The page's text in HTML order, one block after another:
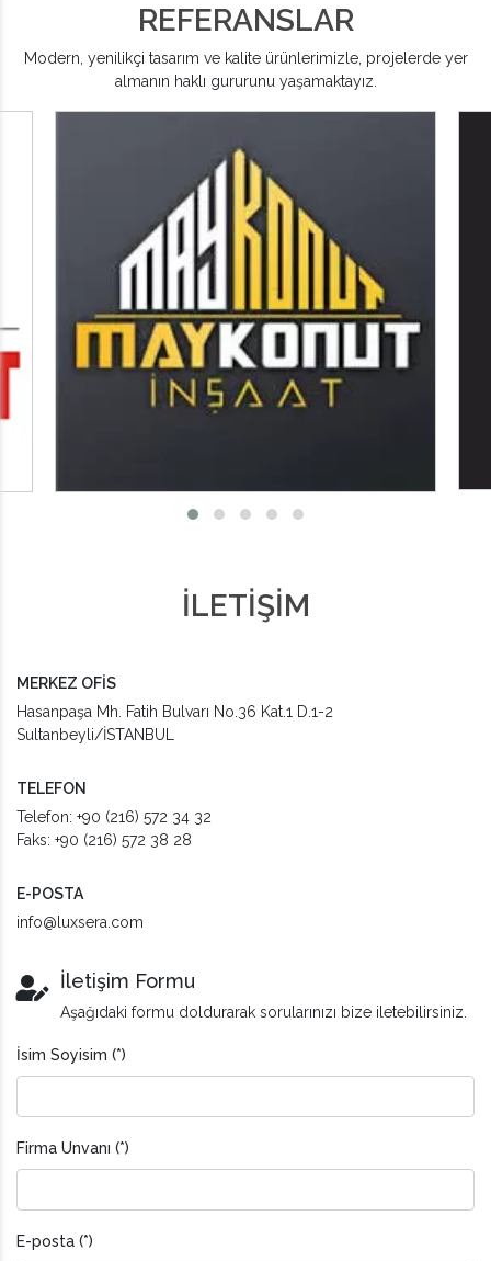
REFERANSLAR
Modern, yenilikçi tasarım ve kalite ürünlerimizle, projelerde yer
almanın haklı gururunu yaşamaktayız.
İLETİŞİM
MERKEZ OFİS
Hasanpaşa Mh. Fatih Bulvarı No.36 Kat.1 D.1-2
Sultanbeyli/İSTANBUL
TELEFON
Telefon: +90 (216) 572 34 32
Faks: +90 (216) 572 38 28
E-POSTA
info@luxsera.com
İletişim Formu
Aşağıdaki formu doldurarak sorularınızı bize iletebilirsiniz.
İsim Soyisim (*)
Firma Unvanı (*)
E-posta (*)